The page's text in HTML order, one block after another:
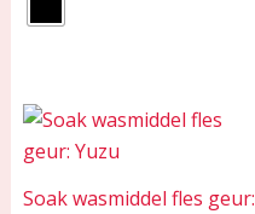
Soak wasmiddel fles geur:
Price
€ 21,00